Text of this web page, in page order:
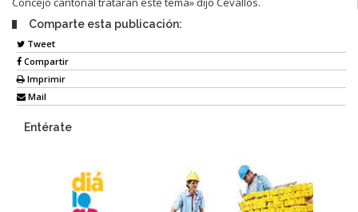
Comparte esta publicación:
Tweet
Compartir
Imprimir
Mail
Entérate